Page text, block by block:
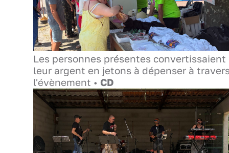
Les personnes présentes convertissaient
leur argent en jetons à dépenser à
l'évènement • CD